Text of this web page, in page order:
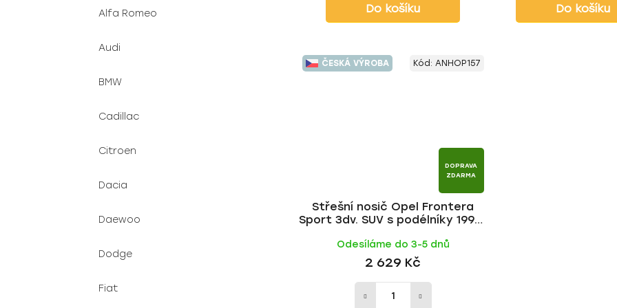
Alfa Romeo
Audi
BMW
Cadillac
Citroen
Dacia
Daewoo
Dodge
Fiat
Do košíku Do košíku
ČESKÁ VÝROBA
DOPRAVA
ZDARMA
Střešní nosič Opel Frontera
Sport 3dv. SUV s podélníky 1992-
Odesíláme do 3-5 dnů
2 629 Kč
Kód: ANHOP157